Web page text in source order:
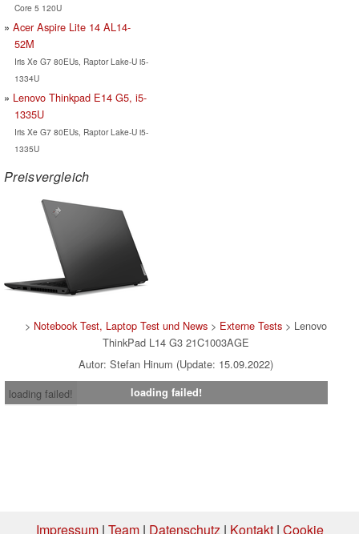
Core 5 120U
Acer Aspire Lite 14 AL14-
52M
Iris Xe G7 80EUs, Raptor Lake-U i5-
1334U
Lenovo Thinkpad E14 G5, i5-
1335U
Iris Xe G7 80EUs, Raptor Lake-U i5-
1335U
Preisvergleich
> Notebook Test, Laptop Test und News> Externe Tests> Lenovo
ThinkPad L14 G3 21C1003AGE
Autor: Stefan Hinum (Update: 15.09.2022)
loading failed!
loading failed!
Impressum| Team| Datenschutz | Kontakt| Cookie